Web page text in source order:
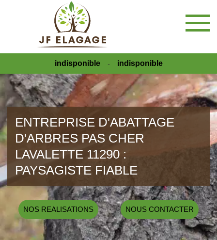
indisponible - indisponible
ENTREPRISE D'ABATTAGE
D'ARBRES PAS CHER
LAVALETTE 11290 :
PAYSAGISTE FIABLE
NOS REALISATIONS NOUS CONTACTER